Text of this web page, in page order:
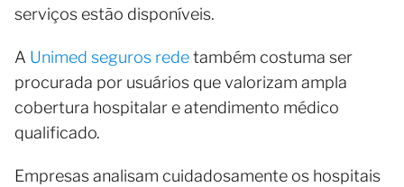
serviços estão disponíveis.
A Unimed seguros redetambém costuma ser
procurada por usuários que valorizam ampla
cobertura hospitalar e atendimento médico
qualificado.
Empresas analisam cuidadosamente os hospitais